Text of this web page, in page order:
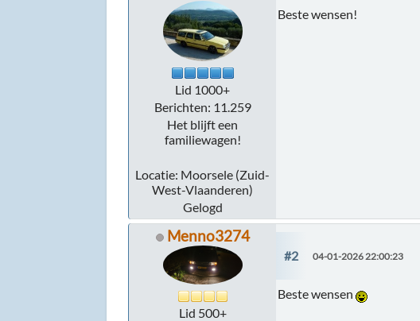
Lid 1000+
Berichten: 11.259
Het blijft een
familiewagen!
Locatie: Moorsele (Zuid-
West-Vlaanderen)
Gelogd
Beste wensen!
Menno3274
Lid 500+
#2 04-01-2026 22:00:23
Beste wensen